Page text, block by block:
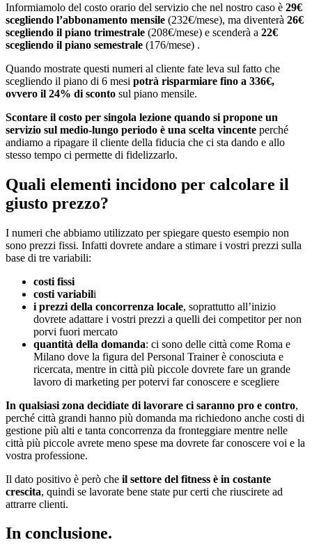
Informiamolo del costo orario del servizio che nel nostro caso è 29€
scegliendo l’abbonamento mensile (232€/mese), ma diventerà 26€
scegliendo il piano trimestrale (208€/mese) e scenderà a 22€
scegliendo il piano semestrale (176/mese) .
Quando mostrate questi numeri al cliente fate leva sul fatto che
scegliendo il piano di 6 mesi potrà risparmiare fino a 336€,
ovvero il 24% di sconto sul piano mensile.
Scontare il costo per singola lezione quando si propone un
servizio sul medio-lungo periodo è una scelta vincente perché
andiamo a ripagare il cliente della fiducia che ci sta dando e allo
stesso tempo ci permette di fidelizzarlo.
Quali elementi incidono per calcolare il
giusto prezzo?
I numeri che abbiamo utilizzato per spiegare questo esempio non
sono prezzi fissi. Infatti dovrete andare a stimare i vostri prezzi sulla
base di tre variabili:
costi fissi
costi variabili
i prezzi della concorrenza locale, soprattutto all’inizio
dovrete adattare i vostri prezzi a quelli dei competitor per non
porvi fuori mercato
quantità della domanda: ci sono delle città come Roma e
Milano dove la figura del Personal Trainer è conosciuta e
ricercata, mentre in città più piccole dovrete fare un grande
lavoro di marketing per potervi far conoscere e scegliere
In qualsiasi zona decidiate di lavorare ci saranno pro e contro,
perché città grandi hanno più domanda ma richiedono anche costi di
gestione più alti e tanta concorrenza da fronteggiare mentre nelle
città più piccole avrete meno spese ma dovrete far conoscere voi e la
vostra professione.
Il dato positivo è però che il settore del fitness è in costante
crescita, quindi se lavorate bene state pur certi che riuscirete ad
attrarre clienti.
In conclusione.